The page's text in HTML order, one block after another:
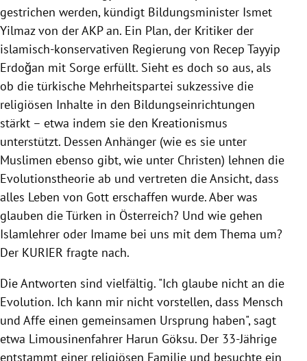
Untermenü
Untermenü
Untermenü
Untermenü
Untermenü
Untermenü
gestrichen werden, kündigt Bildungsminister Ismet
Yilmazvon der AKP an. Ein Plan, der Kritiker der
islamisch-konservativen Regierung von Recep Tayyip
Erdoğan mit Sorge erfüllt. Sieht es doch so aus, als
ob die türkische Mehrheitspartei sukzessive die
religiösen Inhalte in den Bildungseinrichtungen
stärkt – etwa indem sie den Kreationismus
unterstützt. Dessen Anhänger (wie es sie unter
Muslimen ebenso gibt, wie unter Christen) lehnen die
Evolutionstheorie ab und vertreten die Ansicht, dass
alles Leben von Gott erschaffen wurde. Aber was
glauben die Türken in Österreich? Und wie gehen
Islamlehrer oder Imame bei uns mit dem Thema um?
Der KURIER fragte nach.
Die Antworten sind vielfältig. "Ich glaube nicht an die
Evolution. Ich kann mir nicht vorstellen, dass Mensch
und Affe einen gemeinsamen Ursprung haben", sagt
etwa Limousinenfahrer Harun Göksu. Der 33-Jährige
entstammt einer religiösen Familie und besuchte ein